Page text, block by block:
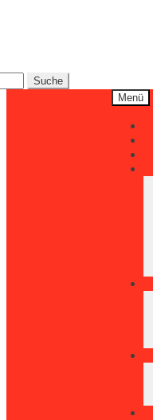
Suche
Menü